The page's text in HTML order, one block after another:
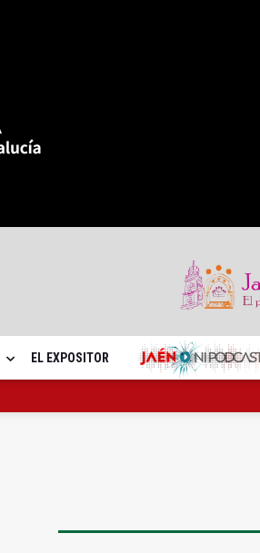
EL EXPOSITOR